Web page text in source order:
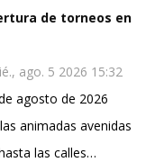
de torneos en
ago. 5 2026 15:32
agosto de 2026
animadas avenidas
las calles…